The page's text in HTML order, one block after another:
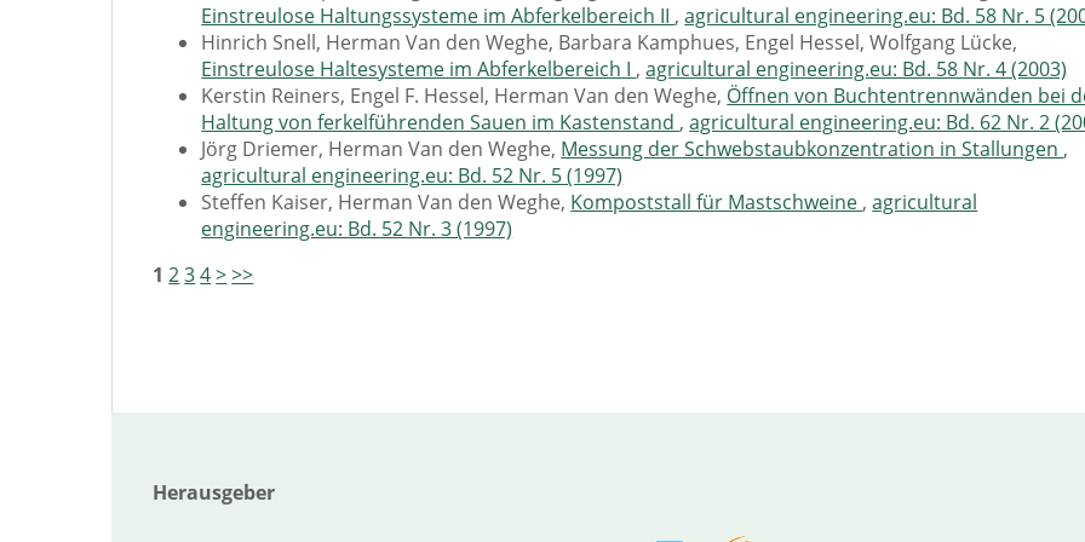
Einstreulose Haltungssysteme im Abferkelbereich II ,agricultural engineering.eu: Bd. 58 Nr. 5
Hinrich Snell, Herman Van den Weghe, Barbara Kamphues, Engel Hessel, Wolfgang Lücke,
Einstreulose Haltesysteme im Abferkelbereich I ,agricultural engineering.eu: Bd. 58 Nr. 4 (2003)
Kerstin Reiners, Engel F. Hessel, Herman Van den Weghe, Öffnen von Buchtentrennwänden bei
Haltung von ferkelführenden Sauen im Kastenstand ,agricultural engineering.eu: Bd. 62 Nr. 2
Jörg Driemer, Herman Van den Weghe, Messung der Schwebstaubkonzentration in Stallungen ,
agricultural engineering.eu: Bd. 52 Nr. 5 (1997)
Steffen Kaiser, Herman Van den Weghe, Kompoststall für Mastschweine ,agricultural
engineering.eu: Bd. 52 Nr. 3 (1997)
1 234>>>
Herausgeber